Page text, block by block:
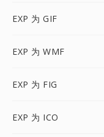
EXP 为 GIF
EXP 为 WMF
EXP 为 FIG
EXP 为 ICO